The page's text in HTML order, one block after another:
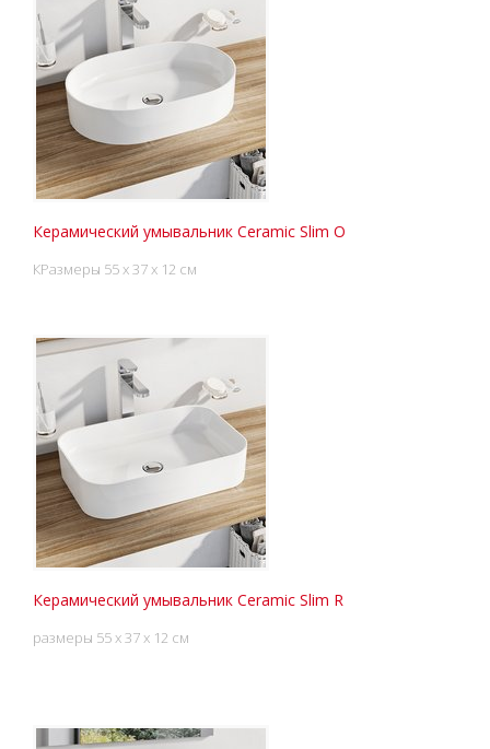
Керамический умывальник Ceramic Slim O
КРазмеры 55 x 37 x 12 см
Керамический умывальник Ceramic Slim R
размеры 55 x 37 x 12 см